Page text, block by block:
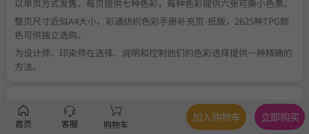
以单页方式发售、每页提供七种色彩，每种色彩提供六张可撕小色票。
整页尺寸近似A4大小，彩通纺织色彩手册补充页-纸版，2625种TPG颜
色可供独立选购。
为设计师、印染师在选择、说明和控制他们的色彩选择提供一种精确的
方法。
服务 官方正品 关于税费 、不可退换
首页 客服 购物车
加入购物车 立即购买